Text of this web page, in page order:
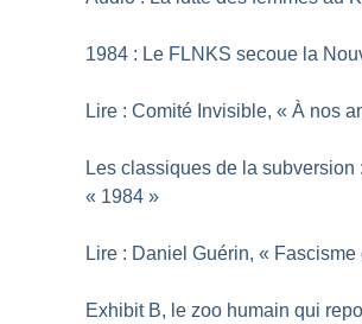
1984 : Le FLNKS secoue la
Lire : Comité Invisible, « À nos
Les classiques de la subversion
« 1984 »
Lire : Daniel Guérin, « Fascisme
Exhibit B, le zoo humain qui